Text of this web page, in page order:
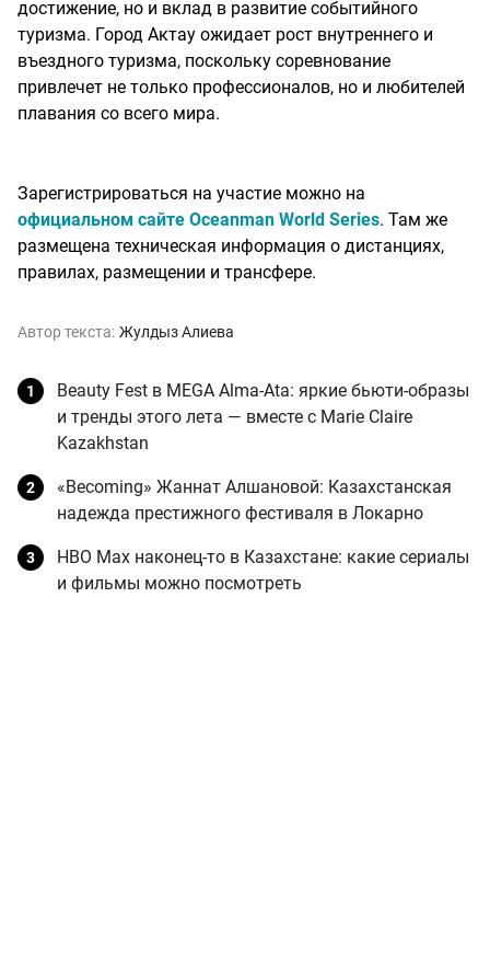
достижение, но и вклад в развитие событийного
туризма. Город Актау ожидает рост внутреннего и
въездного туризма, поскольку соревнование
привлечет не только профессионалов, но и любителей
плавания со всего мира.
Зарегистрироваться на участие можно на
официальном сайте Oceanman World Series. Там же
размещена техническая информация о дистанциях,
правилах, размещении и трансфере.
Автор текста: Жулдыз Алиева
Beauty Fest в MEGA Alma-Ata: яркие бьюти-образы
и тренды этого лета — вместе с Marie Claire
Kazakhstan
«Becoming» Жаннат Алшановой: Казахстанская
надежда престижного фестиваля в Локарно
HBO Max наконец-то в Казахстане: какие сериалы
и фильмы можно посмотреть